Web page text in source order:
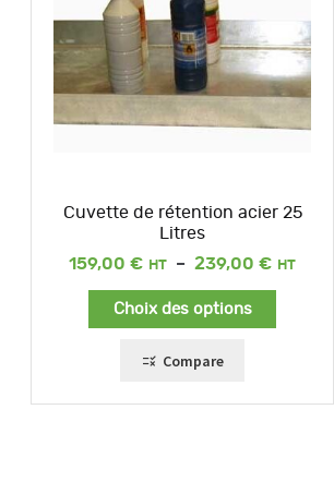
Cuvette de rétention acier 25
Litres
159,00 € – 239,00 €
Plage
Choix des options
Compare